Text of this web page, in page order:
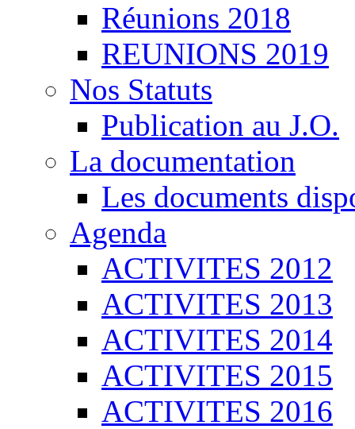
Réunions 2018
REUNIONS 2019
Nos Statuts
Publication au J.O.
La documentation
Les documents
Agenda
ACTIVITES 2012
ACTIVITES 2013
ACTIVITES 2014
ACTIVITES 2015
ACTIVITES 2016